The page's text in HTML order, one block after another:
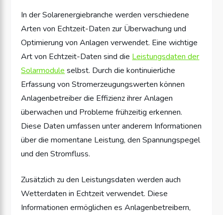
In der Solarenergiebranche werden verschiedene
Arten von Echtzeit-Daten zur Überwachung und
Optimierung von Anlagen verwendet. Eine wichtige
Art von Echtzeit-Daten sind die Leistungsdaten der
Solarmodule selbst. Durch die kontinuierliche
Erfassung von Stromerzeugungswerten können
Anlagenbetreiber die Effizienz ihrer Anlagen
überwachen und Probleme frühzeitig erkennen.
Diese Daten umfassen unter anderem Informationen
über die momentane Leistung, den Spannungspegel
und den Stromfluss.
Zusätzlich zu den Leistungsdaten werden auch
Wetterdaten in Echtzeit verwendet. Diese
Informationen ermöglichen es Anlagenbetreibern,